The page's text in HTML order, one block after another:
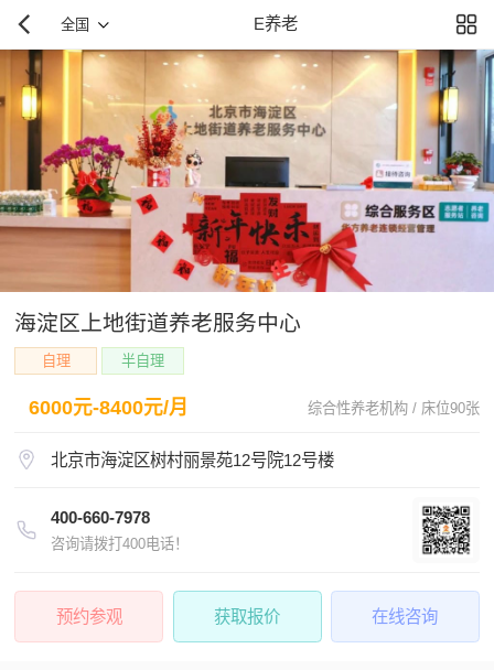
全国 E养老
海淀区上地街道养老服务中心
自理 半自理
6000元-8400元/月 综合性养老机构 / 床位90张
北京市海淀区树村丽景苑12号院12号楼
400-660-7978
咨询请拨打400电话！
预约参观 获取报价 在线咨询